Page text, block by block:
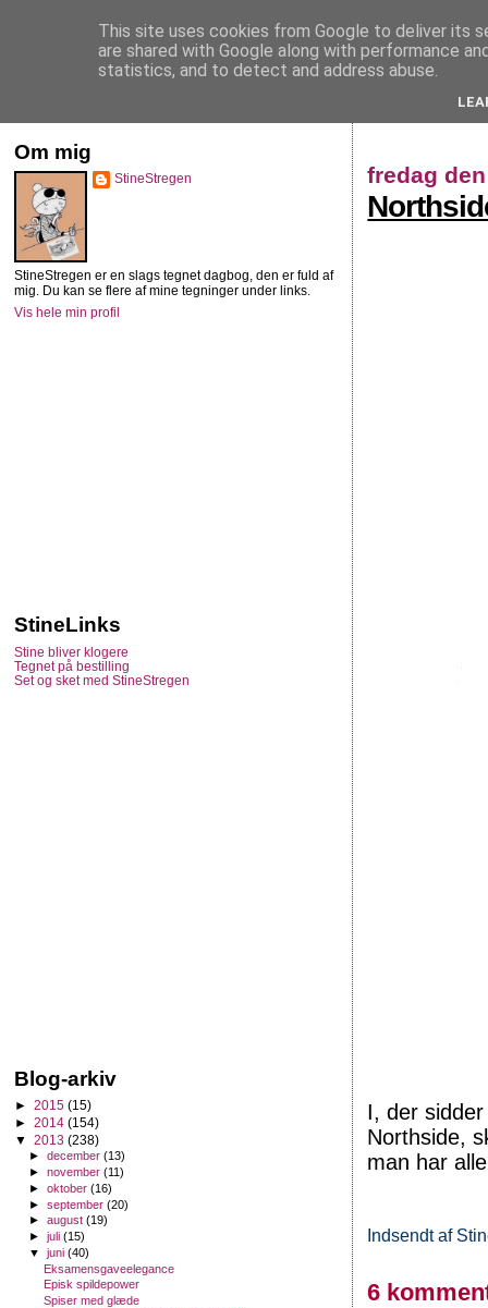
StineStregen
fredag
I, der
Northside,
man har
Indsendt af
6
Om mig
StineStregen
StineStregen er en slags tegnet dagbog, den er fuld af
mig. Du kan se flere af mine tegninger under links.
Vis hele min profil
StineLinks
Stine bliver klogere
Tegnet på bestilling
Set og sket med StineStregen
Blog-arkiv
► 2015 (15)
► 2014 (154)
▼ 2013 (238)
►december(13)
►november(11)
►oktober(16)
►september(20)
►august(19)
►juli(15)
▼juni(40)
Eksamensgaveelegance
Episk spildepower
Spiser med glæde
This site uses cookies from Google to deliver its
are shared with Google along with performance
statistics, and to detect and address abuse.